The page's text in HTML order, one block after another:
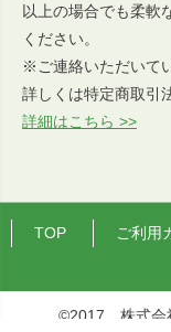
以上の場合でも柔軟
ください。
※ご連絡いただいて
詳しくは特定商取引
詳細はこちら >>
TOP ご利用
©2017 株式会